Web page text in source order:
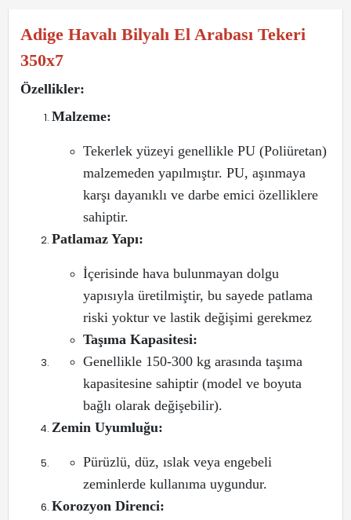
Adige Havalı Bilyalı El Arabası Tekeri
350x7
Özellikler:
Malzeme:
Tekerlek yüzeyi genellikle PU (Poliüretan)
malzemeden yapılmıştır. PU, aşınmaya
karşı dayanıklı ve darbe emici özelliklere
sahiptir.
Patlamaz Yapı:
İçerisinde hava bulunmayan dolgu
yapısıyla üretilmiştir, bu sayede patlama
riski yoktur ve lastik değişimi gerekmez
Taşıma Kapasitesi:
Genellikle 150-300 kg arasında taşıma
kapasitesine sahiptir (model ve boyuta
bağlı olarak değişebilir).
Zemin Uyumluğu:
Pürüzlü, düz, ıslak veya engebeli
zeminlerde kullanıma uygundur.
Korozyon Direnci: